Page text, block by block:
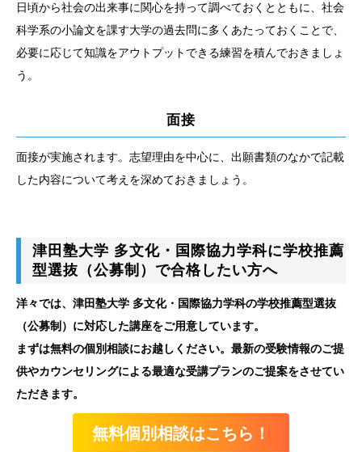
日頃から社会の出来事に関心を持って調べておくとともに、社会
科学系の小論文を課す大学の過去問に多くあたっておくことで、
必要に応じて知識をアウトプットできる練習を積んでおきましょ
う。
面接
面接が実施されます。志望理由を中心に、出願書類のなかで記載
した内容について考えを深めておきましょう。
津田塾大学 多文化・国際協力学科に学校推薦
型選抜（公募制）で合格したい方へ
洋々では、津田塾大学 多文化・国際協力学科の学校推薦型選抜
（公募制）に対応した講座をご用意しています。
まずは無料の個別相談にお越しください。最新の受験情報のご提
供やカウンセリングによる最適な受講プランのご提案をさせてい
ただきます。
無料個別相談はこちら！